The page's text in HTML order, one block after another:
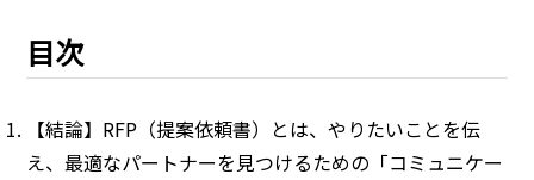
目次
【結論】RFP（提案依頼書）とは、やりたいことを伝
え、最適なパートナーを見つけるための「コミュニケー